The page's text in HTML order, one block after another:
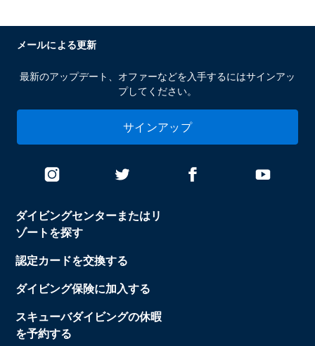
ダイビングセンターまたはリ
ゾートを探す
認定カードを交換する
ダイビング保険に加入する
スキューバダイビングの休暇
を予約する
メールによる更新
最新のアップデート、オファーなどを入手するにはサインアッ
プしてください。
サインアップ